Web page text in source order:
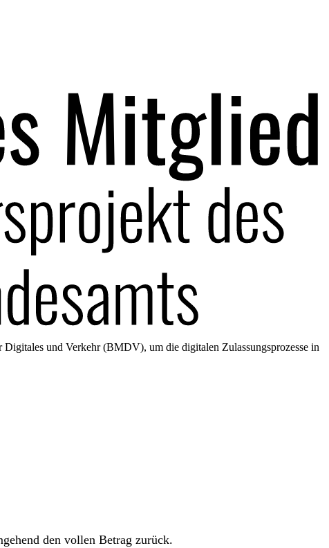
und Verkehr (BMDV), um die digitalen Zulassungsprozesse in
den vollen Betrag zurück.